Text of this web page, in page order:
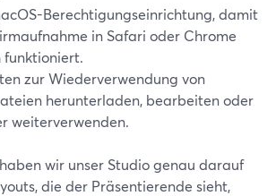
Berechtigungseinrichtung, damit
in Safari oder Chrome
zur Wiederverwendung von
herunterladen, bearbeiten oder
weiterverwenden.
wir unser Studio genau darauf
die der Präsentierende sieht,